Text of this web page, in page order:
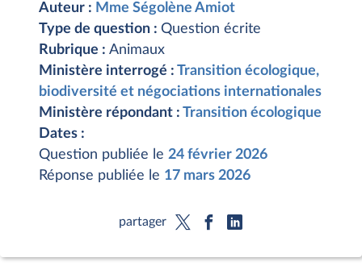
Auteur : Mme Ségolène Amiot
Type de question : Question écrite
Rubrique : Animaux
Ministère interrogé : Transition écologique,
biodiversité et négociations internationales
Ministère répondant : Transition écologique
Dates :
Question publiée le 24 février 2026
Réponse publiée le 17 mars 2026
partager